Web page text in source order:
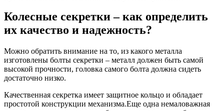
Колесные секретки – как определить
их качество и надежность?
Можно обратить внимание на то, из какого металла
изготовлены болты секретки – металл должен быть самой
высокой прочности, головка самого болта должна сидеть
достаточно низко.
Качественная секретка имеет защитное кольцо и обладает
простотой конструкции механизма.Еще одна немаловажная